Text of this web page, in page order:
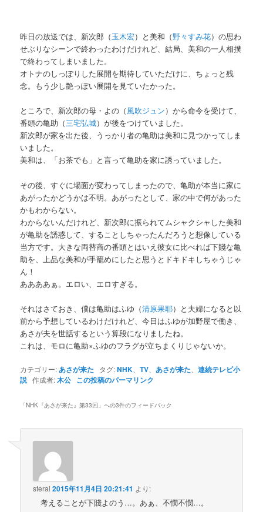
昨日の放送では、新次郎（玉木宏）と美和（野々すみ花）の思わ
せぶりなシーンで終わったわけだけれど、結局、美和の一人相撲
で終わってしまいました。
オトナのしっぽりした展開を期待していただけに、ちょっと残
念。もう少し艶っぽい展開を見ていたかった。
ところで、新次郎の母・よの（風吹ジュン）から命令を受けて、
番頭の亀助（三宅弘城）が後をつけていました。
新次郎が家を出た後、うっかり者の亀助は美和に見つかってしま
いました。
美和は、「お茶でも」と言って亀助を家に誘っていました。
その後、すぐに場面が変わってしまったので、亀助が本当に家に
あがったかどうかは不明。あがったとして、家の中で何があった
かもわからない。
わからないんだけれど、新次郎に振られてムシャクシャした美和
が亀助を誘惑して、することしちゃったんだろうと想像している
当方です。大きな両替商の番頭とはいえ彼女に比べれば下賤な亀
助を、上品な美和が手籠めにしたと思うとドキドキしちゃうじゃ
ん！
ああああぁ。エロい、エロすぎる。
それはさておき、僕は亀助はふゆ（清原果耶）と夫婦になると以
前から予想しているわけだけれど、今日はふゆが加野屋で働き、
あさが夫を世話するという算段になりましたね。
これは、モロに亀助×ふゆのフラグが立ちまくりじゃないか。
カテゴリー:あさが来た タグ:NHK 、TV あさが来た 、連続テレビ小
説 作成者:木公 この投稿のパーマリンク
「NHK『あさが来た』第33回 」への3件のフィードバック
sterai 2015年11月4日 20:21:41 より:
考えることが下賤よのう…。あぁ、不憫不憫…。